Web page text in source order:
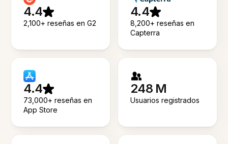
4.4
2,100+ reseñas en G2
4.4
8,200+ reseñas en
Capterra
4.4
73,000+ reseñas en
App Store
248 M
Usuarios registrados